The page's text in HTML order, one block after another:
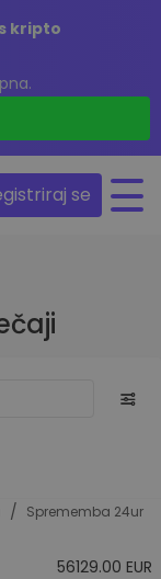
kripto
se
/ Sprememba 24ur
56129.00 EUR